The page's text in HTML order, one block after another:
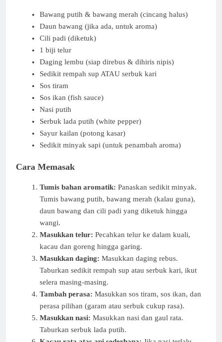
Bawang putih & bawang merah (cincang halus)
Daun bawang (jika ada, untuk aroma)
Cili padi (diketuk)
1 biji telur
Daging lembu (siap direbus & dihiris nipis)
Sedikit rempah sup ATAU serbuk kari
Sos tiram
Sos ikan (fish sauce)
Nasi putih
Serbuk lada putih (white pepper)
Sayur kailan (potong kasar)
Sedikit minyak sapi (untuk penambah aroma)
Cara Memasak
Tumis bahan aromatik: Panaskan sedikit minyak.
Tumis bawang putih, bawang merah (kalau guna),
daun bawang dan cili padi yang diketuk hingga
wangi.
Masukkan telur: Pecahkan telur ke dalam kuali,
kacau dan goreng hingga garing.
Masukkan daging: Masukkan daging rebus.
Taburkan sedikit rempah sup atau serbuk kari, ikut
selera masing-masing.
Tambah perasa: Masukkan sos tiram, sos ikan, dan
perasa pilihan (garam atau serbuk cukup rasa).
Masukkan nasi: Masukkan nasi dan gaul rata.
Taburkan serbuk lada putih.